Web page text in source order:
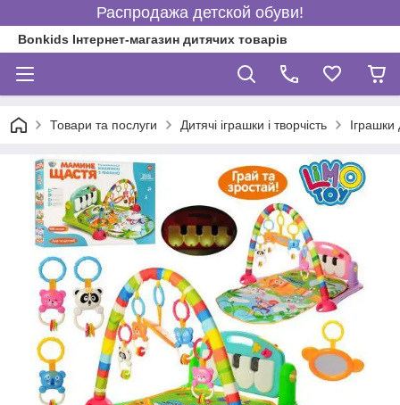
Распродажа детской обуви!
Bonkids Інтернет-магазин дитячих товарів
Товари та послуги Дитячі іграшки і творчість